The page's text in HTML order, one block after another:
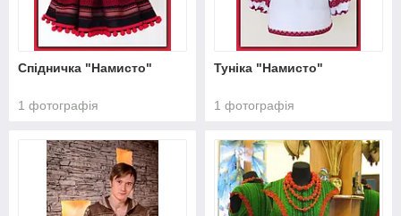
Спідничка "Намисто"
1 фотографія
Туніка "Намисто"
1 фотографія